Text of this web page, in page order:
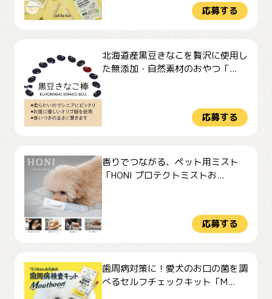
応募する
北海道産黒豆きなこを贅沢に使用し
た無添加・自然素材のおやつ「...
応募する
香りでつながる、ペット用ミスト
「HONI プロテクトミストお...
応募する
歯周病対策に！愛犬のお口の菌を調
べるセルフチェックキット「M...